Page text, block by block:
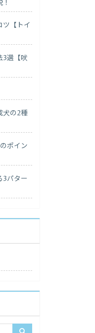
ツ【トイ
3選【吠
犬の2種
ポイン
3パター